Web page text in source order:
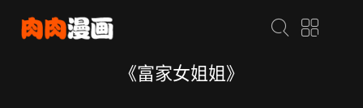
《富家女姐姐》